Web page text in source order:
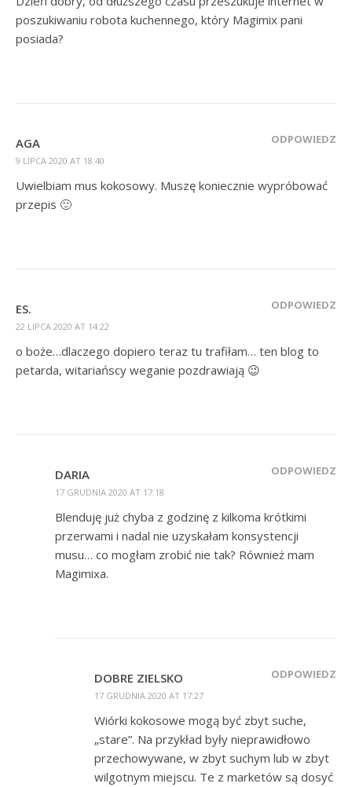
poszukiwaniu robota kuchennego, który Magimix pani
posiada?
AGA
9 LIPCA 2020 AT 18:40
ODPOWIEDZ
Uwielbiam mus kokosowy. Muszę koniecznie wypróbować
przepis 🙂
ES.
22 LIPCA 2020 AT 14:22
ODPOWIEDZ
o boże…dlaczego dopiero teraz tu trafiłam… ten blog to
petarda, witariańscy weganie pozdrawiają 😉
DARIA
17 GRUDNIA 2020 AT 17:18
ODPOWIEDZ
Blenduję już chyba z godzinę z kilkoma krótkimi
przerwami i nadal nie uzyskałam konsystencji
musu… co mogłam zrobić nie tak? Również mam
Magimixa.
DOBRE ZIELSKO
17 GRUDNIA 2020 AT 17:27
ODPOWIEDZ
Wiórki kokosowe mogą być zbyt suche,
„stare”. Na przykład były nieprawidłowo
przechowywane, w zbyt suchym lub w zbyt
wilgotnym miejscu. Te z marketów są dosyć